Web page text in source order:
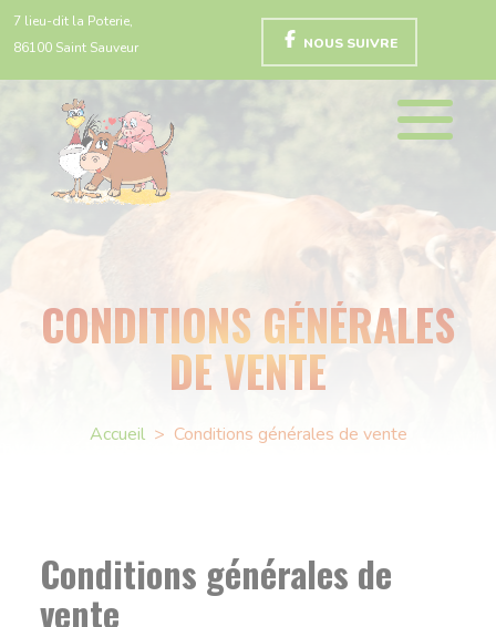
7 lieu-dit la Poterie,
86100 Saint Sauveur
NOUS SUIVRE
CONDITIONS GÉNÉRALES
DE VENTE
Accueil > Conditions générales de vente
Conditions générales de
vente